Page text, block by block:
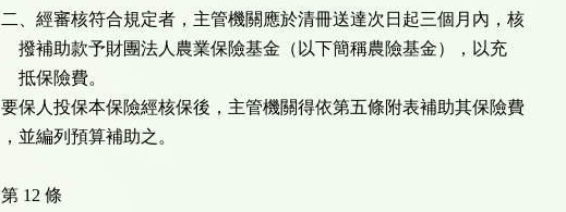
二、經審核符合規定者，主管機關應於清冊送達次日起三個月內，核
撥補助款予財團法人農業保險基金（以下簡稱農險基金），以充
抵保險費。
要保人投保本保險經核保後，主管機關得依第五條附表補助其保險費
，並編列預算補助之。
第 12 條